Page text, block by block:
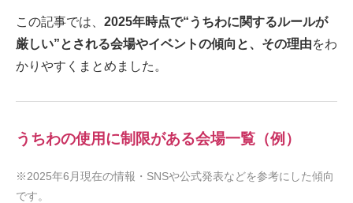
この記事では、 2025年時点で“うちわに関するルールが
厳しい”とされる会場やイベントの傾向と、その理由をわ
かりやすくまとめました。
うちわの使用に制限がある会場一覧（例）
※2025年6月現在の情報・SNSや公式発表などを参考にした傾向
です。